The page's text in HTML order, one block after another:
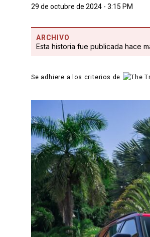
29 de octubre de 2024 - 3:15 PM
ARCHIVO
Esta historia fue publicada hace
Se adhiere a los criterios de